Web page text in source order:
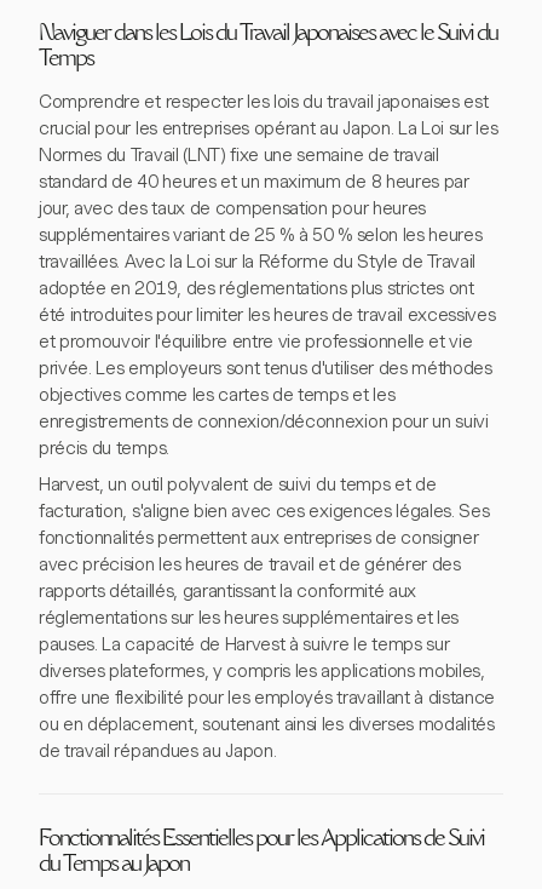
Naviguer dans les Lois du Travail Japonaises avec le Suivi du
Temps
Comprendre et respecter les lois du travail japonaises est
crucial pour les entreprises opérant au Japon. La Loi sur les
Normes du Travail (LNT) fixe une semaine de travail
standard de 40 heures et un maximum de 8 heures par
jour, avec des taux de compensation pour heures
supplémentaires variant de 25 % à 50 % selon les heures
travaillées. Avec la Loi sur la Réforme du Style de Travail
adoptée en 2019, des réglementations plus strictes ont
été introduites pour limiter les heures de travail excessives
et promouvoir l'équilibre entre vie professionnelle et vie
privée. Les employeurs sont tenus d'utiliser des méthodes
objectives comme les cartes de temps et les
enregistrements de connexion/déconnexion pour un suivi
précis du temps.
Harvest, un outil polyvalent de suivi du temps et de
facturation, s'aligne bien avec ces exigences légales. Ses
fonctionnalités permettent aux entreprises de consigner
avec précision les heures de travail et de générer des
rapports détaillés, garantissant la conformité aux
réglementations sur les heures supplémentaires et les
pauses. La capacité de Harvest à suivre le temps sur
diverses plateformes, y compris les applications mobiles,
offre une flexibilité pour les employés travaillant à distance
ou en déplacement, soutenant ainsi les diverses modalités
de travail répandues au Japon.
Fonctionnalités Essentielles pour les Applications de Suivi
du Temps au Japon